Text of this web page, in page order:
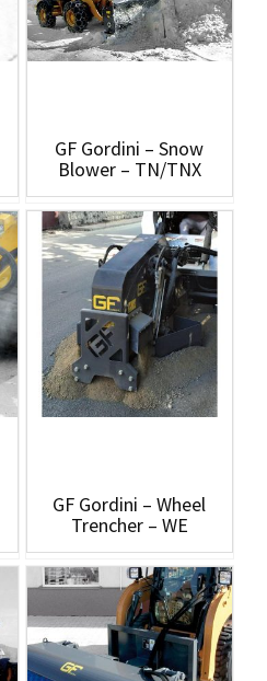
GF Gordini – Snow
Blower – TN/TNX
GF Gordini – Wheel
Trencher – WE